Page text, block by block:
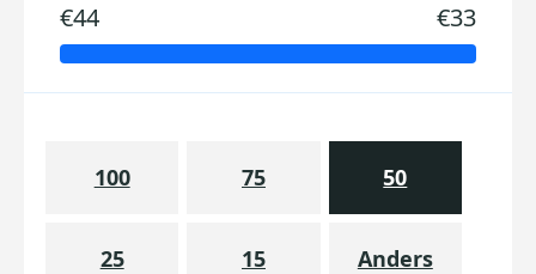
€44 €33
100 75 50
25 15 Anders